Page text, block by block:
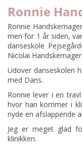
Ronnie
Ronnie
men for 1 år siden,
danseskole
Nicolai Handskemager.
Udover danseskolen
med Dans.
Ronnie lever i en
hvor han kommer i
nyde en afslappende
Jeg er meget glad
klinikken.